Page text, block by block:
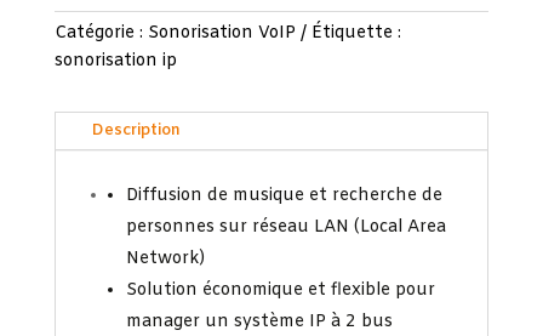
Catégorie : Sonorisation VoIP
Étiquette :
sonorisation ip
Description
Diffusion de musique et recherche de
personnes sur réseau LAN (Local Area
Network)
Solution économique et flexible pour
manager un système IP à 2 bus